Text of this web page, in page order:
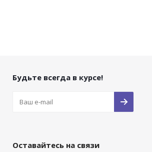
Будьте всегда в курсе!
Оставайтесь на связи